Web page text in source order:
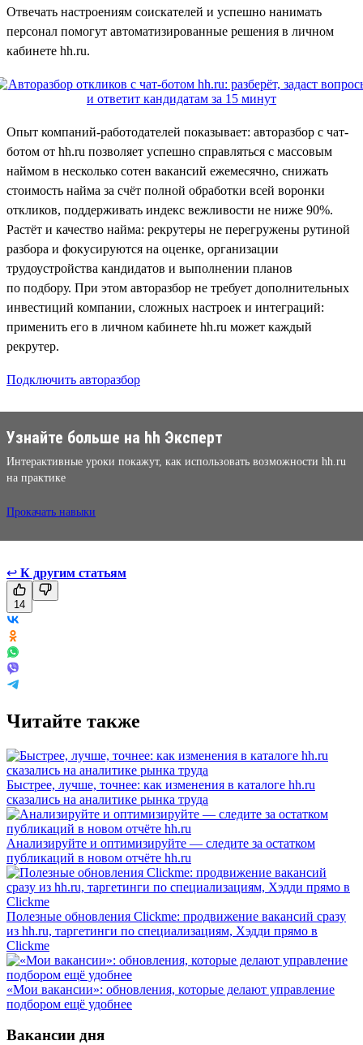
Отвечать настроениям соискателей и успешно нанимать
персонал помогут автоматизированные решения в личном
кабинете hh.ru.
Опыт компаний-работодателей показывает: авторазбор с чат-
ботом от hh.ru позволяет успешно справляться с массовым
наймом в несколько сотен вакансий ежемесячно, снижать
стоимость найма за счёт полной обработки всей воронки
откликов, поддерживать индекс вежливости не ниже 90%.
Растёт и качество найма: рекрутеры не перегружены рутиной
разбора и фокусируются на оценке, организации
трудоустройства кандидатов и выполнении планов
по подбору. При этом авторазбор не требует дополнительных
инвестиций компании, сложных настроек и интеграций:
применить его в личном кабинете hh.ru может каждый
рекрутер.
Подключить авторазбор
Узнайте больше на hh Эксперт
Интерактивные уроки покажут, как использовать возможности hh.ru
на практике
Прокачать навыки
↩ К другим статьям
14
Читайте также
Быстрее, лучше, точнее: как изменения в каталоге hh.ru
сказались на аналитике рынка труда
Анализируйте и оптимизируйте — следите за остатком
публикаций в новом отчёте hh.ru
Полезные обновления Clickme: продвижение вакансий сразу
из hh.ru, таргетинги по специализациям, Хэдди прямо в
Clickme
«Мои вакансии»: обновления, которые делают управление
подбором ещё удобнее
Вакансии дня